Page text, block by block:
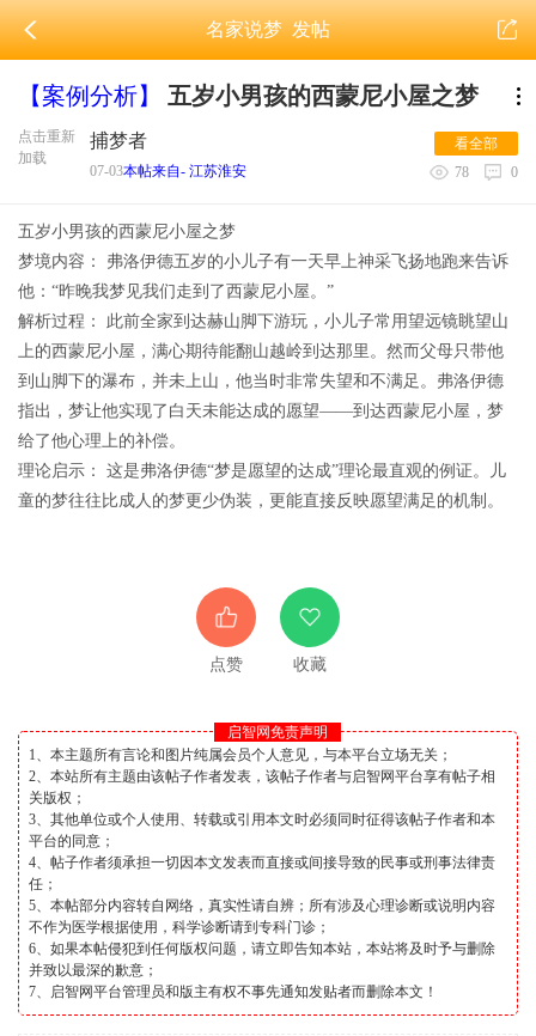
名家说梦发帖
【案例分析】 五岁小男孩的西蒙尼小屋之梦
点击重新
加载
捕梦者
07-03本帖来自- 江苏淮安
看全部
78
0
五岁小男孩的西蒙尼小屋之梦
梦境内容： 弗洛伊德五岁的小儿子有一天早上神采飞扬地跑来告诉
他：“昨晚我梦见我们走到了西蒙尼小屋。”
解析过程： 此前全家到达赫山脚下游玩，小儿子常用望远镜眺望山
上的西蒙尼小屋，满心期待能翻山越岭到达那里。然而父母只带他
到山脚下的瀑布，并未上山，他当时非常失望和不满足。弗洛伊德
指出，梦让他实现了白天未能达成的愿望——到达西蒙尼小屋，梦
给了他心理上的补偿。
理论启示： 这是弗洛伊德“梦是愿望的达成”理论最直观的例证。儿
童的梦往往比成人的梦更少伪装，更能直接反映愿望满足的机制。
点赞 收藏
启智网免责声明
1、本主题所有言论和图片纯属会员个人意见，与本平台立场无关；
2、本站所有主题由该帖子作者发表，该帖子作者与启智网平台享有帖子相
关版权；
3、其他单位或个人使用、转载或引用本文时必须同时征得该帖子作者和本
平台的同意；
4、帖子作者须承担一切因本文发表而直接或间接导致的民事或刑事法律责
任；
5、本帖部分内容转自网络，真实性请自辨；所有涉及心理诊断或说明内容
不作为医学根据使用，科学诊断请到专科门诊；
6、如果本帖侵犯到任何版权问题，请立即告知本站，本站将及时予与删除
并致以最深的歉意；
7、启智网平台管理员和版主有权不事先通知发贴者而删除本文！